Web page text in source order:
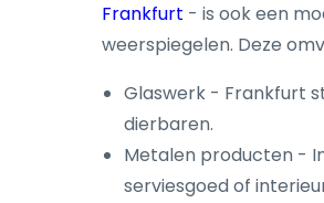
Frankfurt - is ook een
weerspiegelen. Deze
Glaswerk - Frankfurt
dierbaren.
Metalen producten -
serviesgoed of